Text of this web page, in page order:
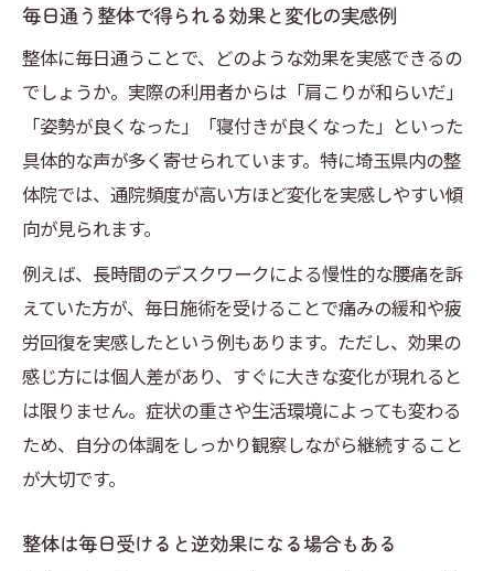
毎日通う整体で得られる効果と変化の実感例
整体に毎日通うことで、どのような効果を実感できるの
でしょうか。実際の利用者からは「肩こりが和らいだ」
「姿勢が良くなった」「寝付きが良くなった」といった
具体的な声が多く寄せられています。特に埼玉県内の整
体院では、通院頻度が高い方ほど変化を実感しやすい傾
向が見られます。
例えば、長時間のデスクワークによる慢性的な腰痛を訴
えていた方が、毎日施術を受けることで痛みの緩和や疲
労回復を実感したという例もあります。ただし、効果の
感じ方には個人差があり、すぐに大きな変化が現れると
は限りません。症状の重さや生活環境によっても変わる
ため、自分の体調をしっかり観察しながら継続すること
が大切です。
整体は毎日受けると逆効果になる場合もある